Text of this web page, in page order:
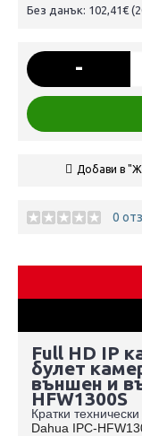
Без данък: 102,41€
-
Добави в
0
Full HD IP
булет
външен и
HFW1300S
Кратки
Dahua IPC-